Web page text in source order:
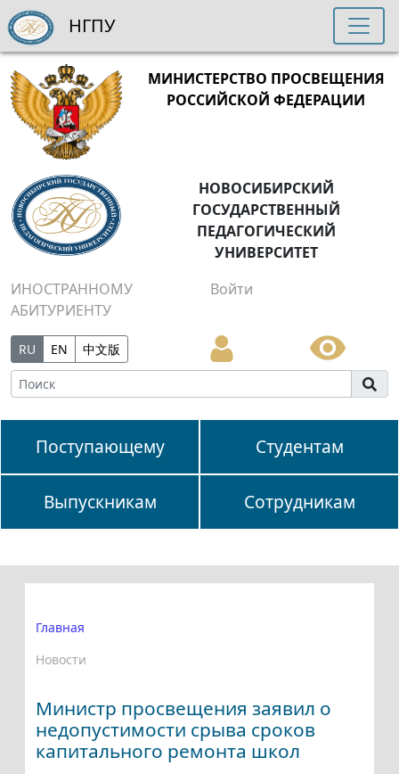
МИНИСТЕРСТВО ПРОСВЕЩЕНИЯ
РОССИЙСКОЙ ФЕДЕРАЦИИ
НОВОСИБИРСКИЙ
ГОСУДАРСТВЕННЫЙ
ПЕДАГОГИЧЕСКИЙ
УНИВЕРСИТЕТ
ИНОСТРАННОМУ
АБИТУРИЕНТУ
Войти
RU EN 中文版
Поступающему Студентам
Выпускникам Сотрудникам
НГПУ
Главная
Новости
Министр просвещения заявил о
недопустимости срыва сроков
капитального ремонта школ